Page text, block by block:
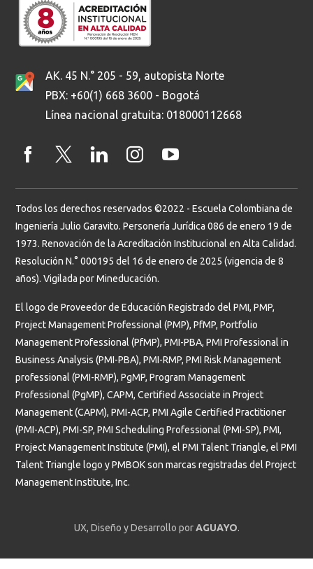
Estudiantes Profesores y administrativos Graduados
AK. 45 N.° 205 - 59, autopista Norte
PBX: +60(1) 668 3600 - Bogotá
Línea nacional gratuita: 018000112668
Todos los derechos reservados ©2022 - Escuela Colombiana de
Ingeniería Julio Garavito. Personería Jurídica 086 de enero 19 de
1973. Renovación de la Acreditación Institucional en Alta Calidad.
Resolución N.° 000195 del 16 de enero de 2025 (vigencia de 8
años). Vigilada por Mineducación.
El logo de Proveedor de Educación Registrado del PMI, PMP,
Project Management Professional (PMP), PfMP, Portfolio
Management Professional (PfMP), PMI-PBA, PMI Professional in
Business Analysis (PMI-PBA), PMI-RMP, PMI Risk Management
professional (PMI-RMP), PgMP, Program Management
Professional (PgMP), CAPM, Certified Associate in Project
Management (CAPM), PMI-ACP, PMI Agile Certified Practitioner
(PMI-ACP), PMI-SP, PMI Scheduling Professional (PMI-SP), PMI,
Project Management Institute (PMI), el PMI Talent Triangle, el PMI
Talent Triangle logo y PMBOK son marcas registradas del Project
Management Institute, Inc.
UX, Diseño y Desarrollo porAGUAYO.